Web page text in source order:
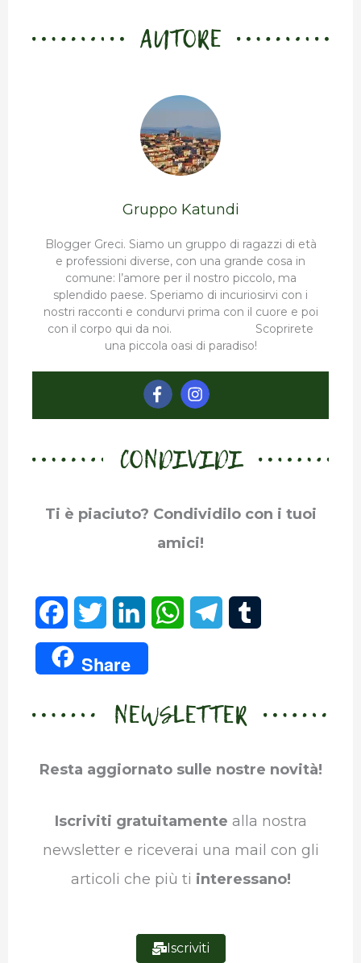
AUTORE
Gruppo Katundi
Blogger Greci. Siamo un gruppo di ragazzi di età
e professioni diverse, con una grande cosa in
comune: l’amore per il nostro piccolo, ma
splendido paese. Speriamo di incuriosirvi con i
nostri racconti e condurvi prima con il cuore e poi
con il corpo qui da noi. Scoprirete
una piccola oasi di paradiso!
CONDIVIDI
Ti è piaciuto? Condividilo con i tuoi
amici!
a
c
o
w
i
e
i
n
k
d
W
t
A
e
r
b
r
Share
NEWSLETTER
Resta aggiornato sulle nostre novità!
Iscriviti gratuitamente alla nostra
newsletter e riceverai una mail con gli
articoli che più ti interessano!
Iscriviti